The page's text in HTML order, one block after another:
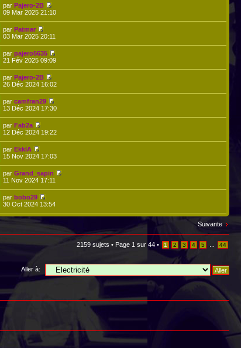
parPajero-2B
09 Mar 2025 21:10
parPatmar
03 Mar 2025 20:11
parpajero5635
21 Fév 2025 09:09
parPajero-2B
26 Déc 2024 16:02
parcamfran29
13 Déc 2024 17:30
parFab2a
12 Déc 2024 19:22
parEkklA
15 Nov 2024 17:03
parGrand_sapin
11 Nov 2024 17:11
parbobo29
30 Oct 2024 13:54
Suivante
2159 sujets • Page 1 sur 44 • 1 2 3 4 5 44
Aller à: